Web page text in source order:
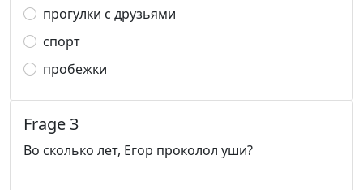
прогулки с друзьями
спорт
пробежки
Frage 3
Во сколько лет, Егор проколол уши?